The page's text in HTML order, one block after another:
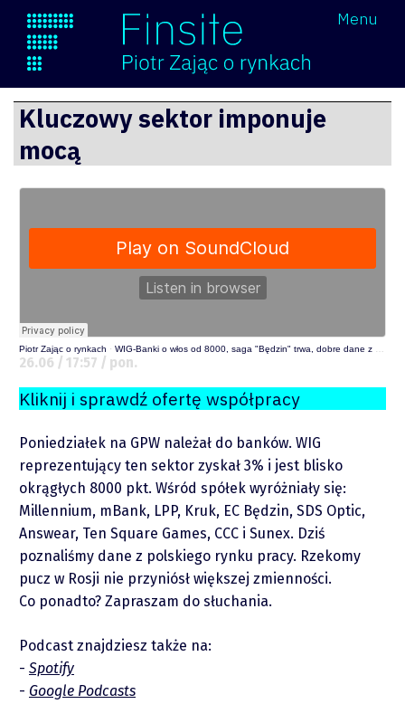
Menu
O mnie
Zastrzeżenie
Współpraca
Wsparcie
Przejdź
do
treści
Kluczowy sektor imponuje
mocą
Piotr Zając o rynkach · WIG-Banki o włos od 8000, saga "Będzin" trwa, dobre dane z Polski i słabość Chin
26.06 / 17:57 / pon.
Kliknij i sprawdź ofertę współpracy
Poniedziałek na GPW należał do banków. WIG
reprezentujący ten sektor zyskał 3% i jest blisko
okrągłych 8000 pkt. Wśród spółek wyróżniały się:
Millennium, mBank, LPP, Kruk, EC Będzin, SDS Optic,
Answear, Ten Square Games, CCC i Sunex. Dziś
poznaliśmy dane z polskiego rynku pracy. Rzekomy
pucz w Rosji nie przyniósł większej zmienności.
Co ponadto? Zapraszam do słuchania.
Podcast znajdziesz także na:
Spotify
Google Podcasts